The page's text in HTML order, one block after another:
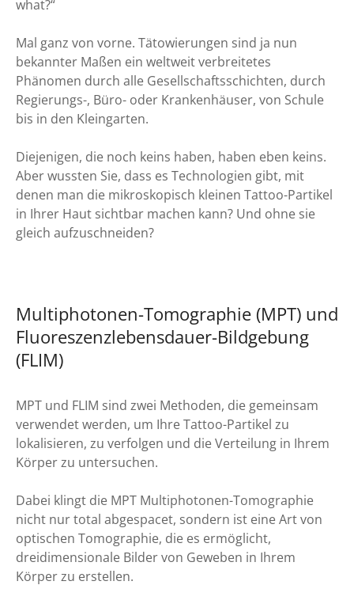
what?“
Mal ganz von vorne. Tätowierungen sind ja nun
bekannter Maßen ein weltweit verbreitetes
Phänomen durch alle Gesellschaftsschichten, durch
Regierungs-, Büro- oder Krankenhäuser, von Schule
bis in den Kleingarten.
Diejenigen, die noch keins haben, haben eben keins.
Aber wussten Sie, dass es Technologien gibt, mit
denen man die mikroskopisch kleinen Tattoo-Partikel
in Ihrer Haut sichtbar machen kann? Und ohne sie
gleich aufzuschneiden?
Multiphotonen-Tomographie (MPT) und
Fluoreszenzlebensdauer-Bildgebung
(FLIM)
MPT und FLIM sind zwei Methoden, die gemeinsam
verwendet werden, um Ihre Tattoo-Partikel zu
lokalisieren, zu verfolgen und die Verteilung in Ihrem
Körper zu untersuchen.
Dabei klingt die MPT Multiphotonen-Tomographie
nicht nur total abgespacet, sondern ist eine Art von
optischen Tomographie, die es ermöglicht,
dreidimensionale Bilder von Geweben in Ihrem
Körper zu erstellen.